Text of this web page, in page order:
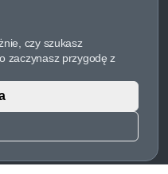
czy szukasz
zaczynasz przygodę z